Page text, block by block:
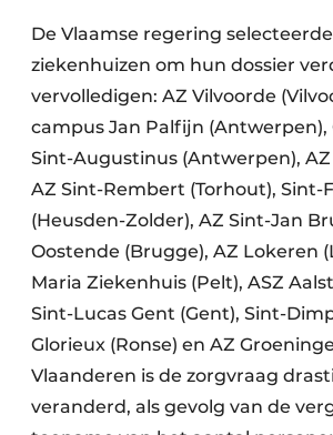
De Vlaamse regering
ziekenhuizen om hun dossier
vervolledigen: AZ Vilvoorde
campus Jan Palfijn (Antwerpen),
Sint-Augustinus (Antwerpen), AZ
AZ Sint-Rembert (Torhout), Sint-
(Heusden-Zolder), AZ Sint-Jan
Oostende (Brugge), AZ Lokeren
Maria Ziekenhuis (Pelt), ASZ
Sint-Lucas Gent (Gent), Sint-
Glorieux (Ronse) en AZ
Vlaanderen is de zorgvraag
veranderd, als gevolg van de